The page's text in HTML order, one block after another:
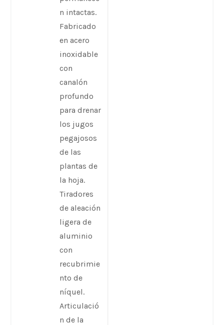
n intactas.
Fabricado
en acero
inoxidable
con
canalón
profundo
para drenar
los jugos
pegajosos
de las
plantas de
la hoja.
Tiradores
de aleación
ligera de
aluminio
con
recubrimie
nto de
níquel.
Articulació
n de la